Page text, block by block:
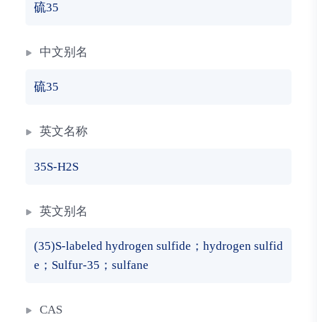
硫35
中文别名
硫35
英文名称
35S-H2S
英文别名
(35)S-labeled hydrogen sulfide；hydrogen sulfid
e；Sulfur-35；sulfane
CAS